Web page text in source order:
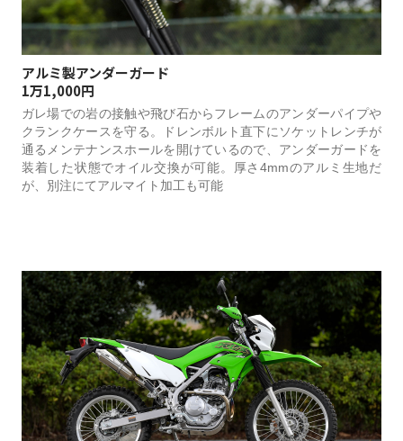
アルミ製アンダーガード
1万1,000円
ガレ場での岩の接触や飛び石からフレームのアンダーパイプや
クランクケースを守る。ドレンボルト直下にソケットレンチが
通るメンテナンスホールを開けているので、アンダーガードを
装着した状態でオイル交換が可能。厚さ4mmのアルミ生地だ
が、別注にてアルマイト加工も可能